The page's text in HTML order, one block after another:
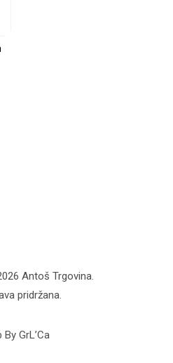
Antoš Trgovina.
pridržana.
By GrL’Ca